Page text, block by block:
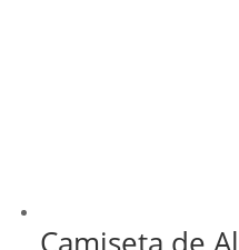
Camiseta de